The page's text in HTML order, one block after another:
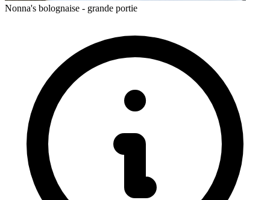
Nonna's bolognaise - grande portie